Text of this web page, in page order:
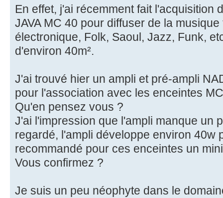
En effet, j'ai récemment fait l'acquisition
JAVA MC 40 pour diffuser de la
électronique, Folk, Saoul, Jazz, Funk,
d'environ 40m².
J'ai trouvé hier un ampli et pré-ampli
pour l'association avec les enceintes
Qu'en pensez vous ?
J'ai l'impression que l'ampli manque un
regardé, l'ampli développe environ 40w
recommandé pour ces enceintes un
Vous confirmez ?
Je suis un peu néophyte dans le